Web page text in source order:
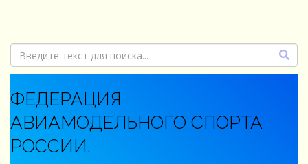
ФЕДЕРАЦИЯ
АВИАМОДЕЛЬНОГО СПОРТА
РОССИИ.